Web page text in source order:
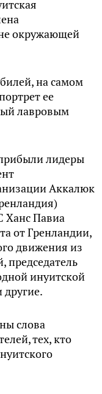
окружающей
на самом
ее
лавровым
лидеры
Аккалюк
Ханс Павиа
от Гренландии,
движения из
инуитской
слова
тех, кто